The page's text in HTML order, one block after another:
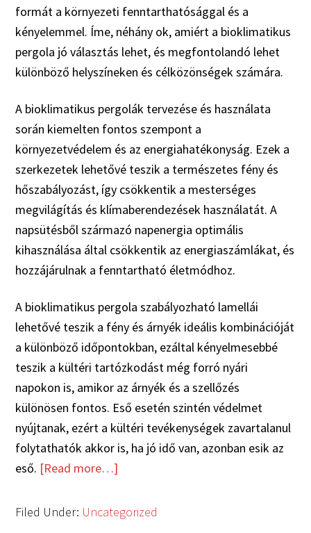
formát a környezeti fenntarthatósággal és a
kényelemmel. Íme, néhány ok, amiért a bioklimatikus
pergola jó választás lehet, és megfontolandó lehet
különböző helyszíneken és célközönségek számára.
A bioklimatikus pergolák tervezése és használata
során kiemelten fontos szempont a
környezetvédelem és az energiahatékonyság. Ezek a
szerkezetek lehetővé teszik a természetes fény és
hőszabályozást, így csökkentik a mesterséges
megvilágítás és klímaberendezések használatát. A
napsütésből származó napenergia optimális
kihasználása által csökkentik az energiaszámlákat, és
hozzájárulnak a fenntartható életmódhoz.
A bioklimatikus pergola szabályozható lamellái
lehetővé teszik a fény és árnyék ideális kombinációját
a különböző időpontokban, ezáltal kényelmesebbé
teszik a kültéri tartózkodást még forró nyári
napokon is, amikor az árnyék és a szellőzés
különösen fontos. Eső esetén szintén védelmet
nyújtanak, ezért a kültéri tevékenységek zavartalanul
folytathatók akkor is, ha jó idő van, azonban esik az
eső. [Read more…]
Filed Under: Uncategorized